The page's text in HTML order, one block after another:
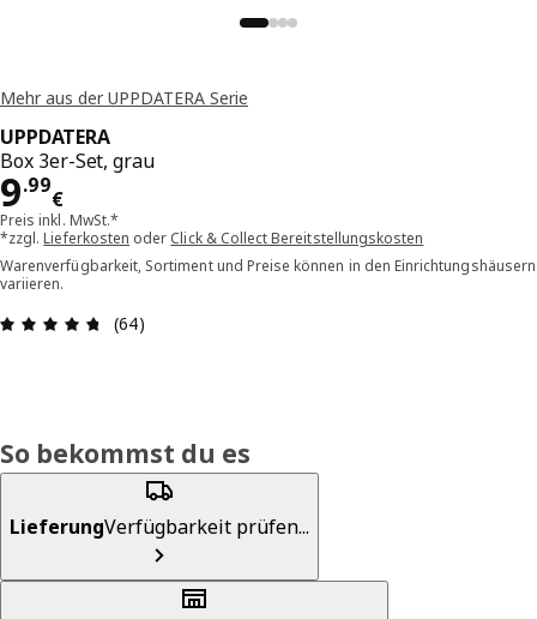
Mehr aus der UPPDATERA Serie
UPPDATERA
Box 3er-Set, grau
9.99
€
Preis 9.99€
Preis inkl. MwSt.*
*zzgl.Lieferkosten oder Click & Collect Bereitstellungskosten
Warenverfügbarkeit, Sortiment und Preise können in den Einrichtungshäusern
variieren.
Bewertung: 4.7 von 5 Sterne Alle Bewertungen:
(64)
So bekommst du es
LieferungVerfügbarkeit prüfen...